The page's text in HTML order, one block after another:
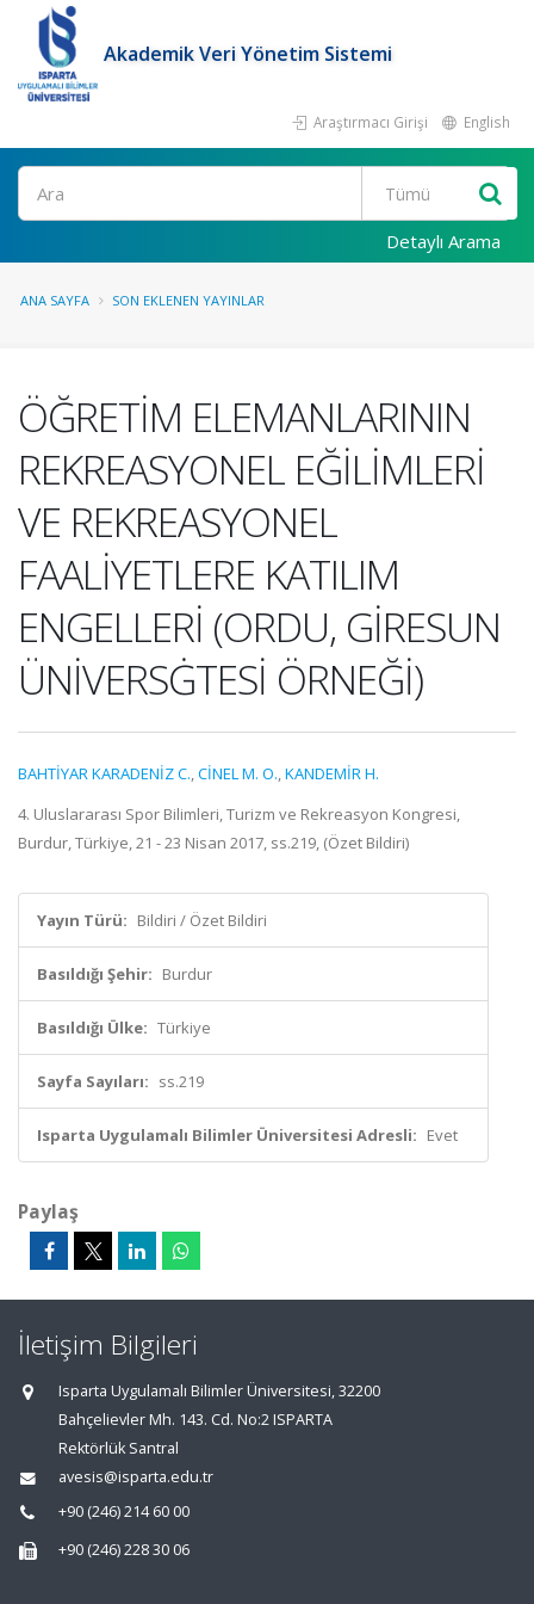
Akademik Veri Yönetim Sistemi
Araştırmacı Girişi English
Ara
Detaylı Arama
ANA SAYFA SON EKLENEN YAYINLAR
ÖĞRETİM ELEMANLARININ
REKREASYONEL EĞİLİMLERİ
VE REKREASYONEL
FAALİYETLERE KATILIM
ENGELLERİ (ORDU, GİRESUN
ÜNİVERSĠTESİ ÖRNEĞİ)
BAHTİYAR KARADENİZ C.,CİNEL M. O.,KANDEMİR H.
4. Uluslararası Spor Bilimleri, Turizm ve Rekreasyon Kongresi,
Burdur, Türkiye, 21 - 23 Nisan 2017, ss.219, (Özet Bildiri)
Yayın Türü: Bildiri / Özet Bildiri
Basıldığı Şehir: Burdur
Basıldığı Ülke: Türkiye
Sayfa Sayıları: ss.219
Isparta Uygulamalı Bilimler Üniversitesi Adresli: Evet
Paylaş
İletişim Bilgileri
Isparta Uygulamalı Bilimler Üniversitesi, 32200
Bahçelievler Mh. 143. Cd. No:2 ISPARTA
Rektörlük Santral
avesis@isparta.edu.tr
+90 (246) 214 60 00
+90 (246) 228 30 06